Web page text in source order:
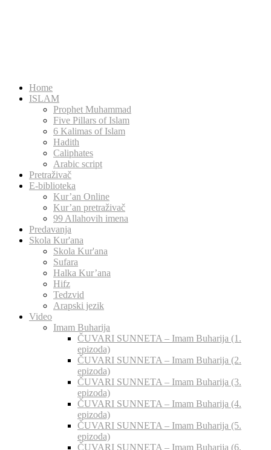
Home
ISLAM
Prophet Muhammad
Five Pillars of Islam
6 Kalimas of Islam
Hadith
Caliphates
Arabic script
Pretraživač
E-biblioteka
Kur’an Online
Kur’an pretraživač
99 Allahovih imena
Predavanja
Skola Kur'ana
Skola Kur'ana
Sufara
Halka Kur’ana
Hifz
Tedzvid
Arapski jezik
Video
Imam Buharija
ČUVARI SUNNETA – Imam Buharija (1.
epizoda)
ČUVARI SUNNETA – Imam Buharija (2.
epizoda)
ČUVARI SUNNETA – Imam Buharija (3.
epizoda)
ČUVARI SUNNETA – Imam Buharija (4.
epizoda)
ČUVARI SUNNETA – Imam Buharija (5.
epizoda)
ČUVARI SUNNETA – Imam Buharija (6.